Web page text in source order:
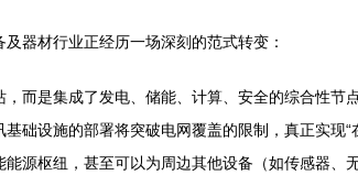
器材行业正经历一场深刻的范式转变：
而是集成了发电、储能、计算、安全的综合性节点
础设施的部署将突破电网覆盖的限制，真正实现“
能源枢纽，甚至可以为周边其他设备（如传感器、